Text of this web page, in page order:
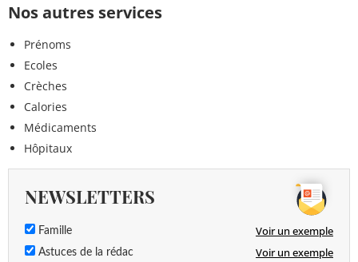
Nos autres services
Prénoms
Ecoles
Crèches
Calories
Médicaments
Hôpitaux
NEWSLETTERS
Famille Voir un exemple
Astuces de la rédac Voir un exemple